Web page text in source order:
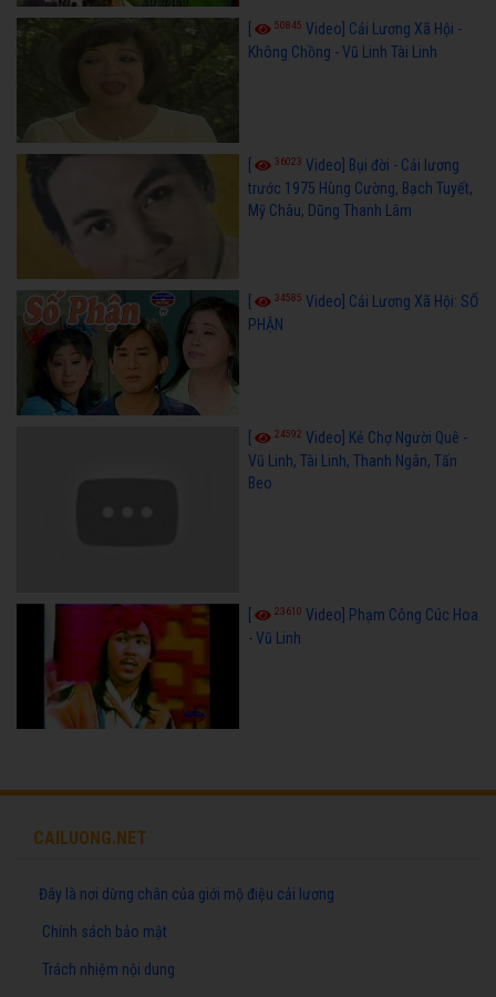
50845 Video] Cải Lương Xã Hội -
Không Chồng - Vũ Linh Tài Linh
36023 Video] Bụi đời - Cải lương
trước 1975 Hùng Cường, Bạch Tuyết,
Mỹ Châu, Dũng Thanh Lâm
34585 Video] Cải Lương Xã Hội: SỐ
PHẬN
24592 Video] Kẻ Chợ Người Quê -
Vũ Linh, Tài Linh, Thanh Ngân, Tấn
Beo
23610 Video] Phạm Công Cúc Hoa
- Vũ Linh
CAILUONG.NET
Đây là nơi dừng chân của giới mộ điệu cải lương
Chính sách bảo mật
Trách nhiệm nội dung